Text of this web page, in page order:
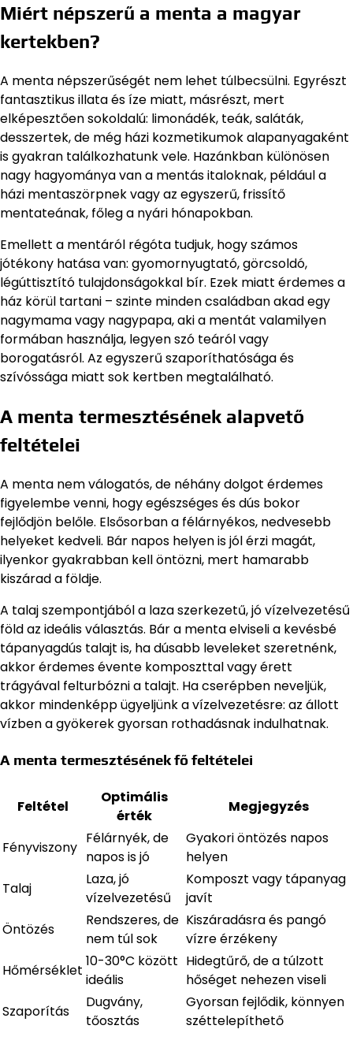
Miért népszerű a menta a magyar
kertekben?
A menta népszerűségét nem lehet túlbecsülni. Egyrészt
fantasztikus illata és íze miatt, másrészt, mert
elképesztően sokoldalú: limonádék, teák, saláták,
desszertek, de még házi kozmetikumok alapanyagaként
is gyakran találkozhatunk vele. Hazánkban különösen
nagy hagyománya van a mentás italoknak, például a
házi mentaszörpnek vagy az egyszerű, frissítő
mentateának, főleg a nyári hónapokban.
Emellett a mentáról régóta tudjuk, hogy számos
jótékony hatása van: gyomornyugtató, görcsoldó,
légúttisztító tulajdonságokkal bír. Ezek miatt érdemes a
ház körül tartani – szinte minden családban akad egy
nagymama vagy nagypapa, aki a mentát valamilyen
formában használja, legyen szó teáról vagy
borogatásról. Az egyszerű szaporíthatósága és
szívóssága miatt sok kertben megtalálható.
A menta termesztésének alapvető
feltételei
A menta nem válogatós, de néhány dolgot érdemes
figyelembe venni, hogy egészséges és dús bokor
fejlődjön belőle. Elsősorban a félárnyékos, nedvesebb
helyeket kedveli. Bár napos helyen is jól érzi magát,
ilyenkor gyakrabban kell öntözni, mert hamarabb
kiszárad a földje.
A talaj szempontjából a laza szerkezetű, jó vízelvezetésű
föld az ideális választás. Bár a menta elviseli a kevésbé
tápanyagdús talajt is, ha dúsabb leveleket szeretnénk,
akkor érdemes évente komposzttal vagy érett
trágyával felturbózni a talajt. Ha cserépben neveljük,
akkor mindenképp ügyeljünk a vízelvezetésre: az állott
vízben a gyökerek gyorsan rothadásnak indulhatnak.
A menta termesztésének fő feltételei
Feltétel
Optimális
érték
Megjegyzés
Fényviszony
Félárnyék, de
napos is jó
Gyakori öntözés napos
helyen
Talaj
Laza, jó
vízelvezetésű
Komposzt vagy tápanyag
javít
Öntözés
Rendszeres, de
nem túl sok
Kiszáradásra és pangó
vízre érzékeny
Hőmérséklet
10-30°C között
ideális
Hidegtűrő, de a túlzott
hőséget nehezen viseli
Szaporítás
Dugvány,
tőosztás
Gyorsan fejlődik, könnyen
széttelepíthető